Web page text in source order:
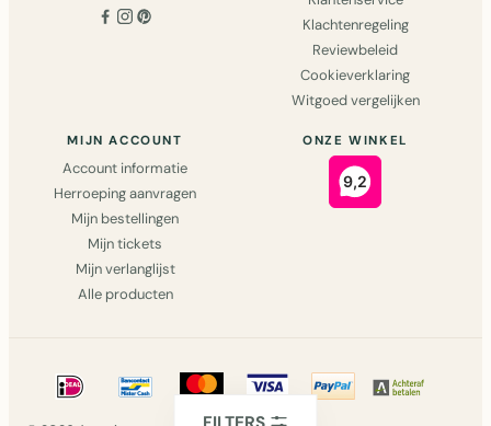
Klachtenregeling
Reviewbeleid
Cookieverklaring
Witgoed vergelijken
MIJN ACCOUNT
Account informatie
Herroeping aanvragen
Mijn bestellingen
Mijn tickets
Mijn verlanglijst
Alle producten
ONZE WINKEL